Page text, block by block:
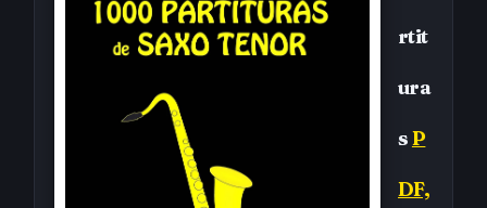
rtit
ura
sP
DF,